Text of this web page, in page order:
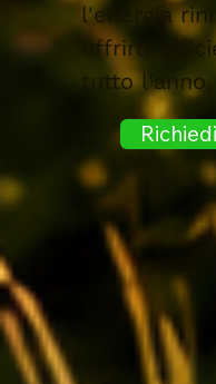
l'energia
offrirti
tutto l'anno.